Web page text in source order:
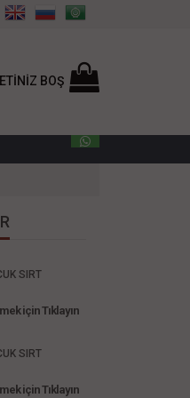
BOŞ
SIRT
için Tıklayın
SIRT
için Tıklayın